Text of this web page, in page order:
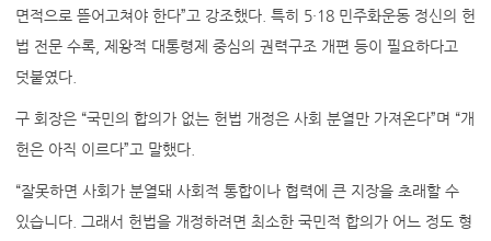
면적으로 뜯어고쳐야 한다”고 강조했다. 특히 5·18 민주화운동 정신의 헌
법 전문 수록, 제왕적 대통령제 중심의 권력구조 개편 등이 필요하다고
덧붙였다.
구 회장은 “국민의 합의가 없는 헌법 개정은 사회 분열만 가져온다”며 “개
헌은 아직 이르다”고 말했다.
“잘못하면 사회가 분열돼 사회적 통합이나 협력에 큰 지장을 초래할 수
있습니다. 그래서 헌법을 개정하려면 최소한 국민적 합의가 어느 정도 형